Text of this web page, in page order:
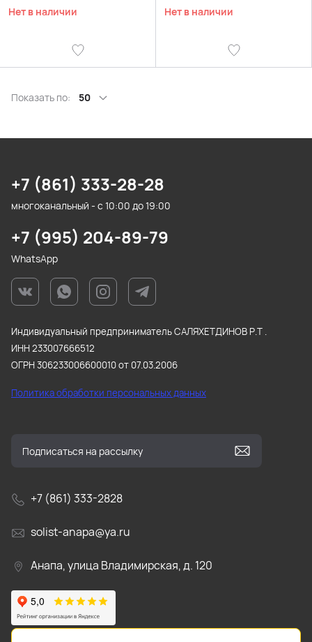
Нет в наличии Нет в наличии
Показать по: 50
+7 (861) 333-28-28
многоканальный - с 10:00 до 19:00
+7 (995) 204-89-79
WhatsApp
Индивидуальный предприниматель САЛЯХЕТДИНОВ Р.Т .
ИНН 233007666512
ОГРН 306233006600010 от 07.03.2006
Политика обработки персональных данных
+7 (861) 333-2828
solist-anapa@ya.ru
Анапа, улица Владимирская, д. 120